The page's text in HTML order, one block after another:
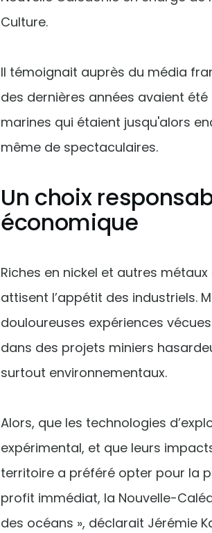
Culture.
Il témoignait auprès du média
des dernières années avaient
marines qui étaient jusqu'alors
même de spectaculaires.
Un choix
économique
Riches en nickel et autres
attisent l’appétit des industriels.
douloureuses expériences
dans des projets miniers
surtout environnementaux.
Alors, que les technologies
expérimental, et que leurs
territoire a préféré opter pour la
profit immédiat, la Nouvelle-
des océans », déclarait Jérémie